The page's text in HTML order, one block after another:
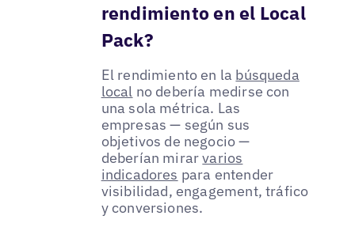
rendimiento en el Local
Pack?
El rendimiento en la búsqueda
local no debería medirse con
una sola métrica. Las
empresas — según sus
objetivos de negocio —
deberían mirarvarios
indicadores para entender
visibilidad, engagement, tráfico
y conversiones.